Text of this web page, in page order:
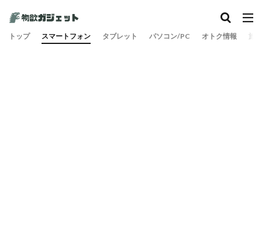
トップ スマートフォン タブレット パソコン/PC オトク情報 旅